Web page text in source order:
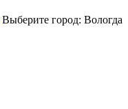
Выберите город: Вологда